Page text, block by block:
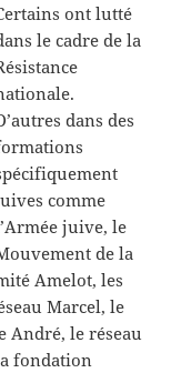
ont lutté
le cadre de la
dans des
comme
juive, le
de la
Amelot, les
Marcel, le
André, le réseau
fondation